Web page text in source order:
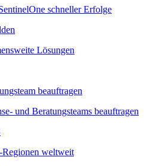
schneller Erfolge
Lösungen
beauftragen
und Beratungsteams beauftragen
weltweit